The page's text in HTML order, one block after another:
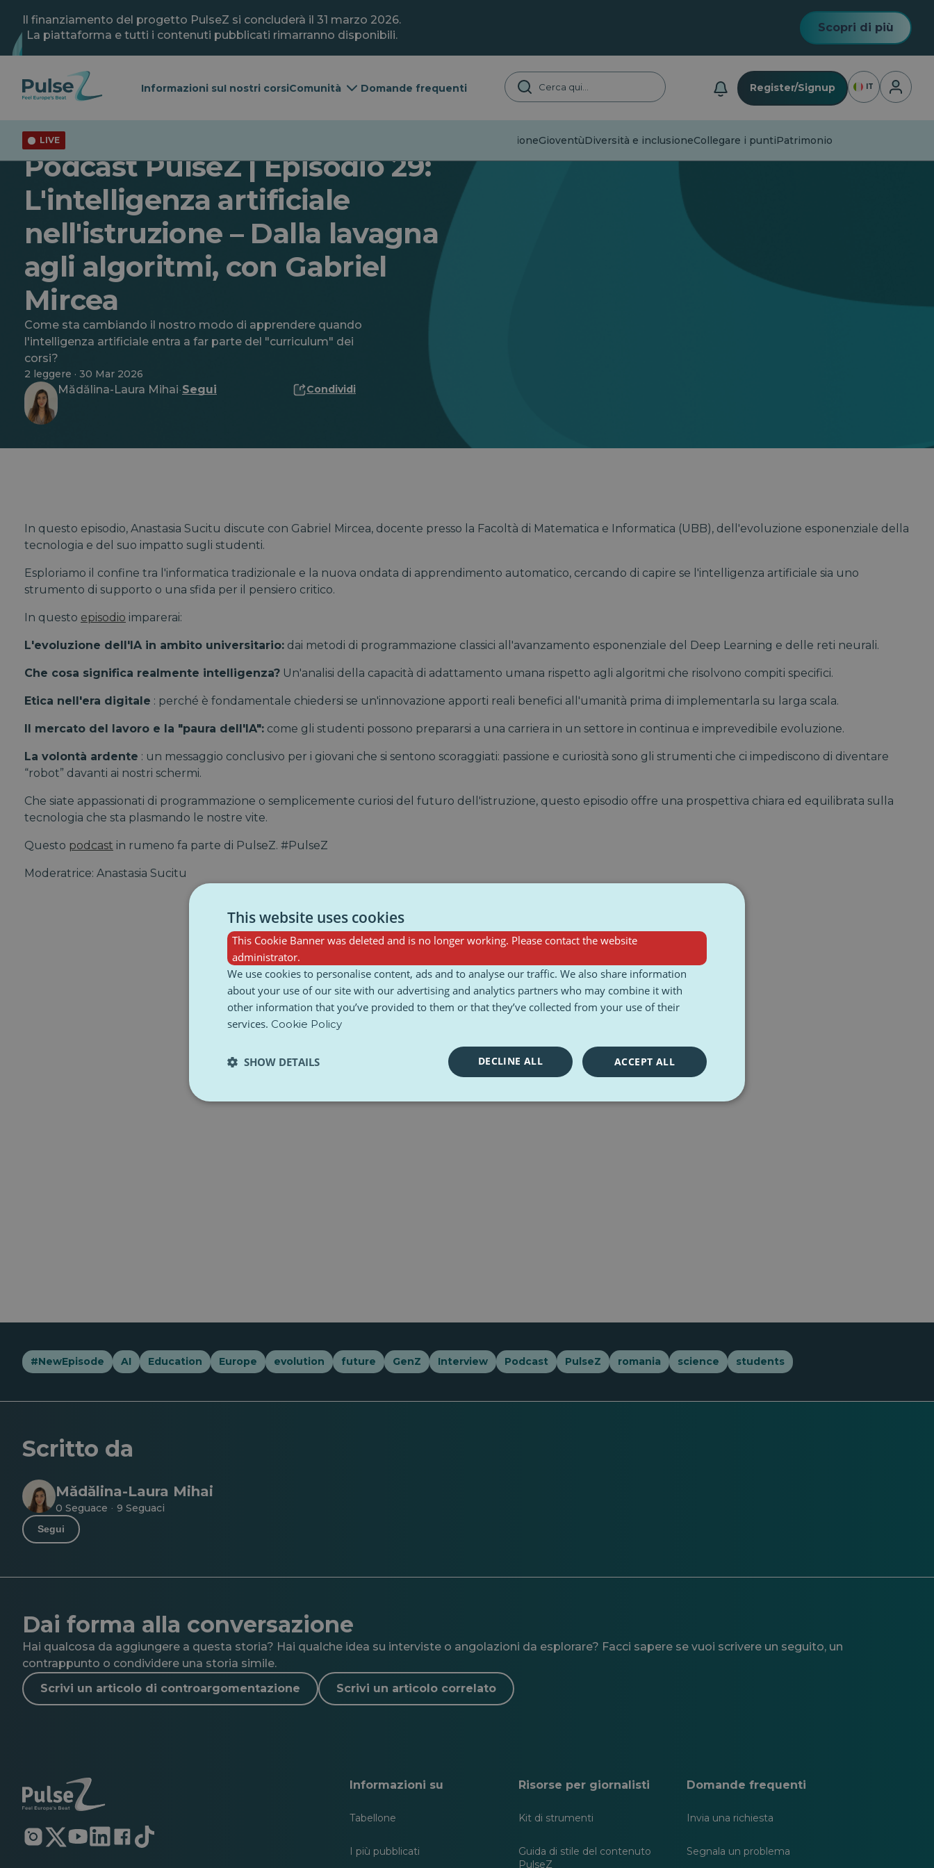
contenuto
principale
Il finanziamento del progetto PulseZ si concluderà il 31 marzo 2026.
La piattaforma e tutti i contenuti pubblicati rimarranno disponibili.
Scopri di più
Informazioni suI nostri corsiComunità Domande frequenti Register/Signup IT Accesso
LIVE DisinformazioneGioventùDiversità e inclusioneCollegare i puntiPatrimonio
Generale
Podcast PulseZ | Episodio 29:
L'intelligenza artificiale
nell'istruzione – Dalla lavagna
agli algoritmi, con Gabriel
Mircea
Come sta cambiando il nostro modo di apprendere quando
l'intelligenza artificiale entra a far parte del "curriculum" dei
corsi?
2 leggere · 30 Mar 2026
Mădălina-Laura Mihai· Segui Condividi
In questo episodio, Anastasia Sucitu discute con Gabriel Mircea, docente presso la Facoltà di Matematica e Informatica (UBB), dell'evoluzione esponenziale della
tecnologia e del suo impatto sugli studenti.
Esploriamo il confine tra l'informatica tradizionale e la nuova ondata di apprendimento automatico, cercando di capire se l'intelligenza artificiale sia uno
strumento di supporto o una sfida per il pensiero critico.
In questo episodio imparerai:
L'evoluzione dell'IA in ambito universitario: dai metodi di programmazione classici all'avanzamento esponenziale del Deep Learning e delle reti neurali.
Che cosa significa realmente intelligenza? Un'analisi della capacità di adattamento umana rispetto agli algoritmi che risolvono compiti specifici.
Etica nell'era digitale : perché è fondamentale chiedersi se un'innovazione apporti reali benefici all'umanità prima di implementarla su larga scala.
Il mercato del lavoro e la "paura dell'IA": come gli studenti possono prepararsi a una carriera in un settore in continua e imprevedibile evoluzione.
La volontà ardente : un messaggio conclusivo per i giovani che si sentono scoraggiati: passione e curiosità sono gli strumenti che ci impediscono di diventare
“robot” davanti ai nostri schermi.
Che siate appassionati di programmazione o semplicemente curiosi del futuro dell'istruzione, questo episodio offre una prospettiva chiara ed equilibrata sulla
tecnologia che sta plasmando le nostre vite.
Questo podcast in rumeno fa parte di PulseZ. #PulseZ
Moderatrice: Anastasia Sucitu
#NewEpisode AI Education Europe evolution future GenZ Interview Podcast PulseZ romania science students
Scritto da
Mădălina-Laura Mihai
0 Seguace · 9 Seguaci
Segui
Dai forma alla conversazione
Hai qualcosa da aggiungere a questa storia? Hai qualche idea su interviste o angolazioni da esplorare? Facci sapere se vuoi scrivere un seguito, un
contrappunto o condividere una storia simile.
Scrivi un articolo di controargomentazione
Scrivi un articolo correlato
Si
apre
Si
apre
Si
apre
Si
apre
Si
apre
Si
apre
Informazioni su
Tabellone
I più pubblicati
Risorse per giornalisti
Kit di strumenti
Guida di stile del contenuto
PulseZ
Domande frequenti
Invia una richiesta
Segnala un problema
This website uses cookies
This Cookie Banner was deleted and is no longer working. Please contact the website
administrator.
We use cookies to personalise content, ads and to analyse our traffic. We also share information
about your use of our site with our advertising and analytics partners who may combine it with
other information that you’ve provided to them or that they’ve collected from your use of their
services. Cookie Policy
ACCEPT ALL
DECLINE ALL
SHOW DETAILS